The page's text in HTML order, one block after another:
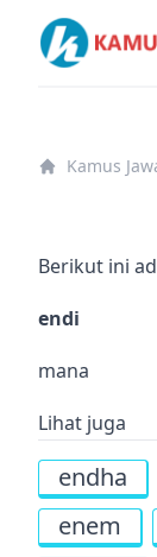
Kamus
Kamus
Berikut ini
endi
mana
Lihat juga
endha
enem